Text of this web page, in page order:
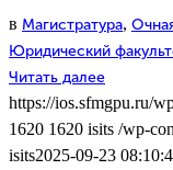
в Магистратура,
Юридический
Читать далее
https://ios.sfmgpu.ru/
1620 1620 isits /wp-
isits2025-09-23